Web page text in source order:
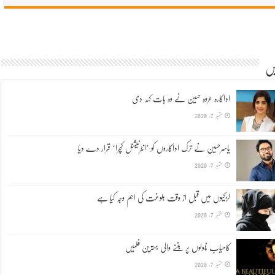
اداکارہ عروہ حسین نے وہ بات کہہ دی
ستمبر 7, 2020
یاسرحسین نے ترک اداکاروں کو ’انٹرنیشنل کچرا‘ قرار دے دیا
ستمبر 7, 2020
لڑکیوں میں قبل از وقت بلوغت کی اہم وجہ کیا ہے
ستمبر 7, 2020
کامیاب ناولوں پر بننے والی بہترین فلمیں
ستمبر 7, 2020